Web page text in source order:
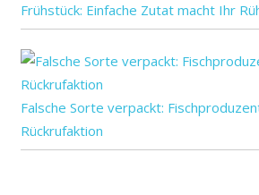
Frühstück: Einfache Zutat macht Ihr
Falsche Sorte verpackt:
Rückrufaktion